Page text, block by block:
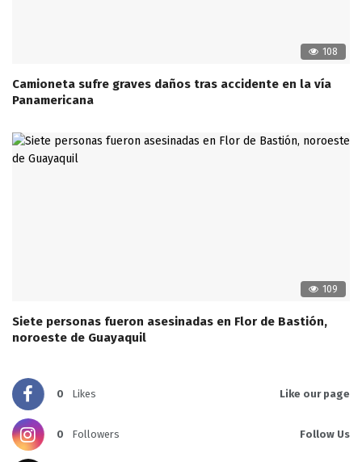
108
Camioneta sufre graves daños tras accidente en la vía
Panamericana
109
Siete personas fueron asesinadas en Flor de Bastión,
noroeste de Guayaquil
0 Likes Like our page
0 Followers Follow Us